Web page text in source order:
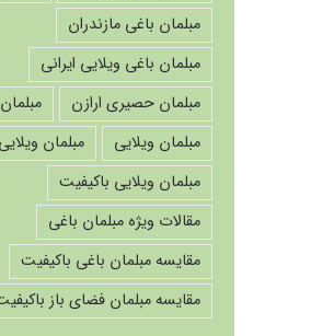
مبلمان باغی مازندران
مبلمان باغی ویلایی ایرانی
مبلمان حصیری ارازن
مبلمان ویلایی
مبلمان
مبلمان ویلایی باکیفیت
مقالات ویژه مبلمان باغی
مقایسه مبلمان باغی باکیفیت
مقایسه مبلمان فضای باز